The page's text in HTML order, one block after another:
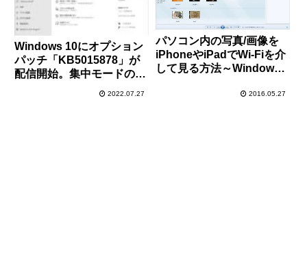
Windows 10にオプション
パッチ「KB5015878」が
配信開始。集中モードの機
2022.07.27
パソコン内の写真/画像を
iPhoneやiPadでWi-Fiを介
して見る方法～Windows
Player 12をDLNAサーバ
2016.05.27